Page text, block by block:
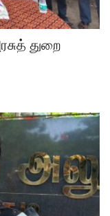
துறை